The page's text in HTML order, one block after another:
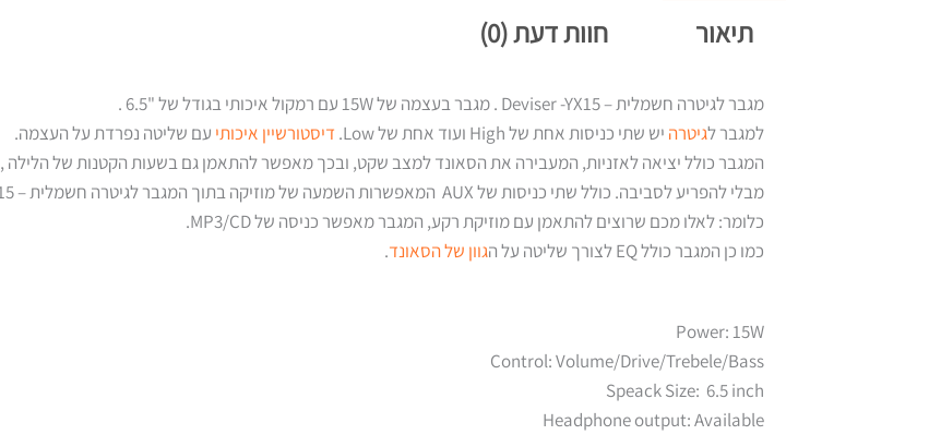
תיאור חוות דעת (0)
מגבר לגיטרה חשמלית – Deviser -YX15 . מגבר בעצמה של 15W עם רמקול איכותי בגודל של "6.5 .
למגבר לגיטרה יש שתי כניסות אחת של High ועוד אחת של Low. דיסטורשיין איכותי עם שליטה נפרדת על העצמה.
המגבר כולל יציאה לאזניות, המעבירה את הסאונד למצב שקט, ובכך מאפשר להתאמן גם בשעות הקטנות של הלילה ,
מבלי להפריע לסביבה. כולל שתי כניסות של AUX המאפשרות השמעה של מוזיקה בתוך המגבר לגיטרה חשמלית – Deviser -YX15.
כלומר: לאלו מכם שרוצים להתאמן עם מוזיקת רקע, המגבר מאפשר כניסה של MP3/CD.
כמו כן המגבר כולל EQ לצורך שליטה על ה
גוון של הסאונד.
Power: 15W
Control: Volume/Drive/Trebele/Bass
Speack Size: 6.5 inch
Headphone output: Available